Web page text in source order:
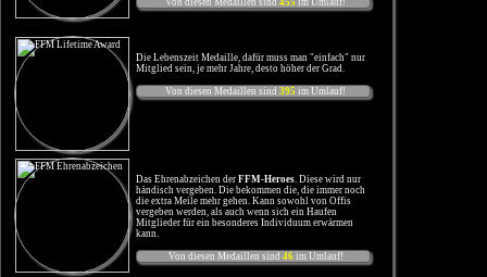
Die Lebenszeit Medaille, dafür muss man "einfach" nur
Mitglied sein, je mehr Jahre, desto höher der Grad.
Von diesen Medaillen sind 395 im Umlauf!
Das Ehrenabzeichen der FFM-Heroes . Diese wird nur
händisch vergeben. Die bekommen die, die immer noch
die extra Meile mehr gehen. Kann sowohl von Offis
vergeben werden, als auch wenn sich ein Haufen
Mitglieder für ein besonderes Individuum erwärmen
kann.
Von diesen Medaillen sind 46im Umlauf!